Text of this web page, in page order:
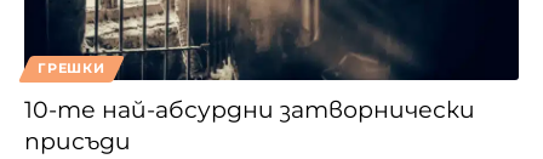
ГРЕШКИ
10-те най-абсурдни затворнически
присъди